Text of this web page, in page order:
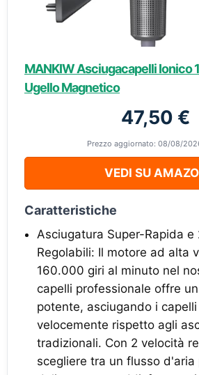
MANKIW Asciugacapelli Ionico
Ugello Magnetico
47,50 €
Prezzo aggiornato: 08/08/
VEDI SU
Caratteristiche
Asciugatura Super-Rapida e
Regolabili: Il motore ad alta
160.000 giri al minuto nel
capelli professionale offre
potente, asciugando i
velocemente rispetto agli
tradizionali. Con 2 velocità
scegliere tra un flusso